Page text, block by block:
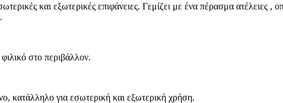
και εξωτερικές επιφάνειες. Γεμίζει με ένα πέρασμα ατέλειες
στο περιβάλλον.
κατάλληλο για εσωτερική και εξωτερική χρήση.